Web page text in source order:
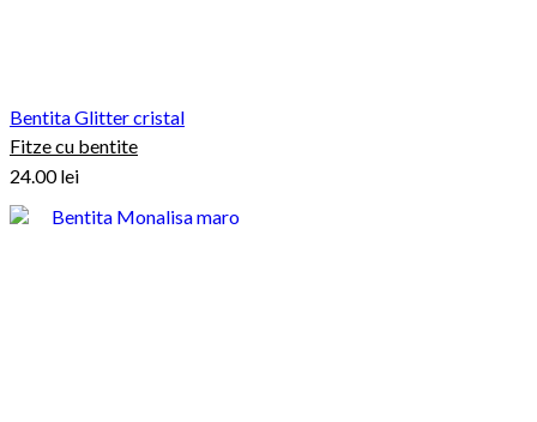
Bentita Glitter cristal
Fitze cu bentite
24.00lei